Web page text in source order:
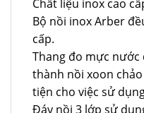
Chất liệu inox cao
Bộ nồi inox Arber
cấp.
Thang đo mực
thành nồi xoon
tiện cho việc sử
Đáy nồi 3 lớp sử